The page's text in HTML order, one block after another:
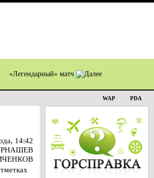
«Легендарный» матч
WAP PDA
14:42